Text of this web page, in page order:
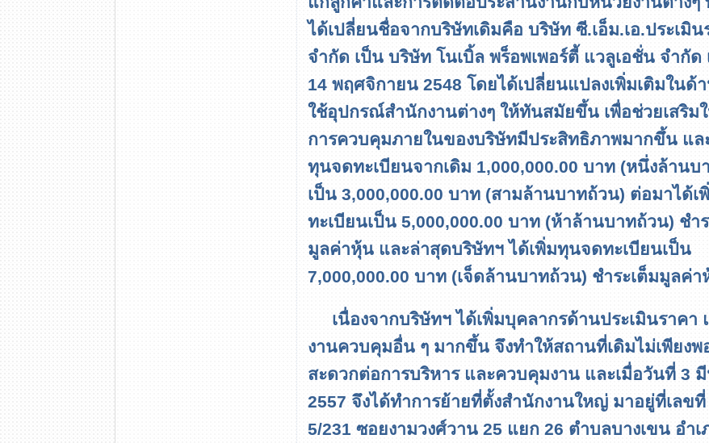
ได้เปลี่ยนชื่อจากบริษัทเดิมคือ บริษัท ซี.เอ็ม.เอ.ประเมิน
จำกัด เป็น บริษัท โนเบิ้ล พร็อพเพอร์ตี้ แวลูเอชั่น จำกัด
14 พฤศจิกายน 2548 โดยได้เปลี่ยนแปลงเพิ่มเติมในด้า
ใช้อุปกรณ์สำนักงานต่างๆ ให้ทันสมัยขึ้น เพื่อช่วยเสริม
การควบคุมภายในของบริษัทมีประสิทธิภาพมากขึ้น แล
ทุนจดทะเบียนจากเดิม 1,000,000.00 บาท (หนึ่งล้านบ
เป็น 3,000,000.00 บาท (สามล้านบาทถ้วน) ต่อมาได้
ทะเบียนเป็น 5,000,000.00 บาท (ห้าล้านบาทถ้วน) ชำ
มูลค่าหุ้น และล่าสุดบริษัทฯ ได้เพิ่มทุนจดทะเบียนเป็น
7,000,000.00 บาท (เจ็ดล้านบาทถ้วน) ชำระเต็มมูลค่า
เนื่องจากบริษัทฯ ได้เพิ่มบุคลากรด้านประเมินราคา
งานควบคุมอื่น ๆ มากขึ้น จึงทำให้สถานที่เดิมไม่เพียงพ
สะดวกต่อการบริหาร และควบคุมงาน และเมื่อวันที่ 3
2557 จึงได้ทำการย้ายที่ตั้งสำนักงานใหญ่ มาอยู่ที่เลขที่
5/231 ซอยงามวงศ์วาน 25 แยก 26 ตำบลบางเขน อำเ